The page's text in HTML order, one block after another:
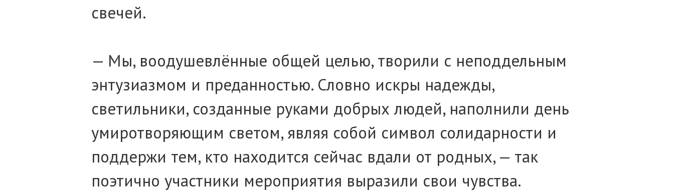
свечей.
— Мы, воодушевлённые общей целью, творили с неподдельным
энтузиазмом и преданностью. Словно искры надежды,
светильники, созданные руками добрых людей, наполнили день
умиротворяющим светом, являя собой символ солидарности и
поддержи тем, кто находится сейчас вдали от родных, — так
поэтично участники мероприятия выразили свои чувства.